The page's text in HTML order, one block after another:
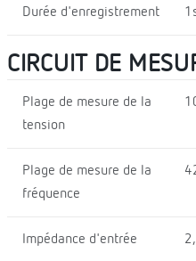
Durée d'enregistrement
CIRCUIT DE
Plage de mesure de la
tension
Plage de mesure de la
fréquence
Impédance d'entrée